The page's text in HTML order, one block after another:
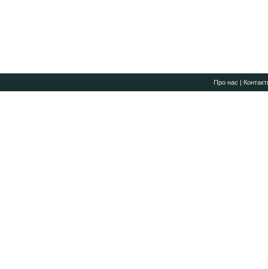
Про нас |